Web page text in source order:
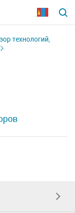
технологий,